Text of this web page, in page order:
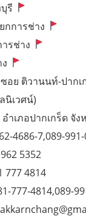
รี
การช่าง
รช่าง
อย ติวานนท์-ปากเ
นิเวศน์)
ำเภอปากเกร็ด จั
4686-7,089-
5352
777 4814
777-4814,089-